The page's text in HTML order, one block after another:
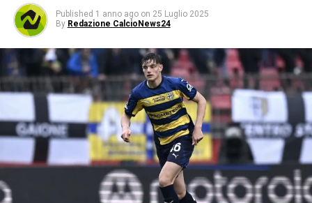
Published 1 anno ago on 25 Luglio 2025
By Redazione CalcioNews24